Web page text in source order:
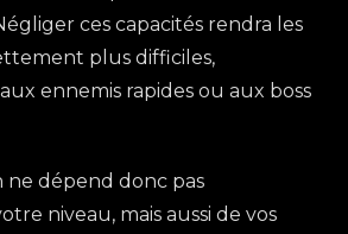
ces capacités rendra les
plus difficiles,
ennemis rapides ou aux boss
ne dépend donc pas
niveau, mais aussi de vos